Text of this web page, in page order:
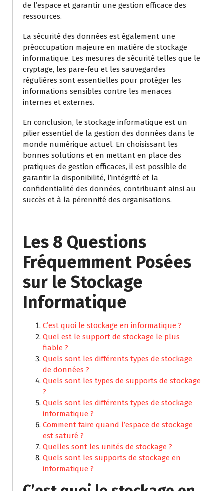
de l’espace et garantir une gestion efficace des
ressources.
La sécurité des données est également une
préoccupation majeure en matière de stockage
informatique. Les mesures de sécurité telles que le
cryptage, les pare-feu et les sauvegardes
régulières sont essentielles pour protéger les
informations sensibles contre les menaces
internes et externes.
En conclusion, le stockage informatique est un
pilier essentiel de la gestion des données dans le
monde numérique actuel. En choisissant les
bonnes solutions et en mettant en place des
pratiques de gestion efficaces, il est possible de
garantir la disponibilité, l’intégrité et la
confidentialité des données, contribuant ainsi au
succès et à la pérennité des organisations.
Les 8 Questions
Fréquemment Posées
sur le Stockage
Informatique
C’est quoi le stockage en informatique ?
Quel est le support de stockage le plus
fiable ?
Quels sont les différents types de stockage
de données ?
Quels sont les types de supports de stockage
?
Quels sont les différents types de stockage
informatique ?
Comment faire quand l’espace de stockage
est saturé ?
Quelles sont les unités de stockage ?
Quels sont les supports de stockage en
informatique ?